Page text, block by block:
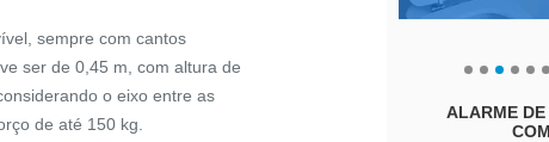
sempre com cantos
ser de 0,45 m, com altura de
o eixo entre as
de até 150 kg.
ALARME DE